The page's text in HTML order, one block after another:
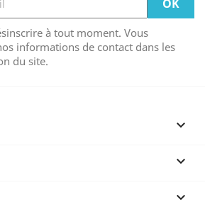
à tout moment. Vous
informations de contact dans les
du site.


